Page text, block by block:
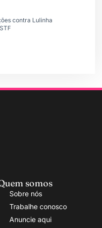
contra Lulinha
somos
Sobre nós
Trabalhe conosco
Anuncie aqui